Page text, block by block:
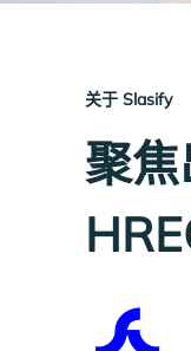
关于 Slasify
聚